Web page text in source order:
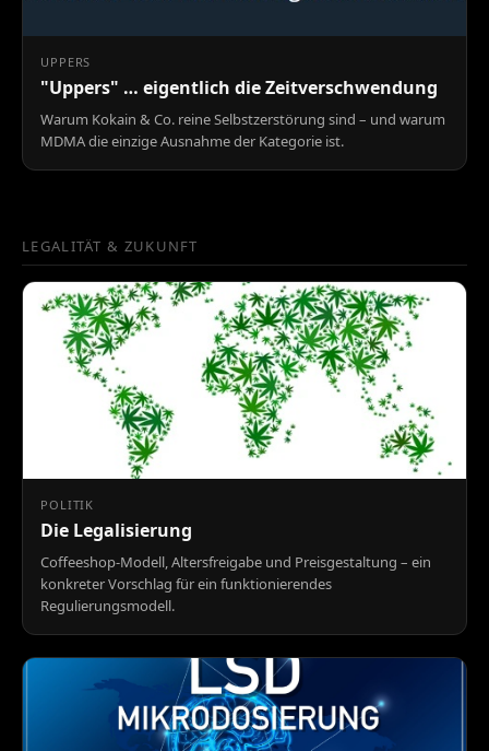
UPPERS
"Uppers" … eigentlich die Zeitverschwendung
Warum Kokain & Co. reine Selbstzerstörung sind – und warum
MDMA die einzige Ausnahme der Kategorie ist.
LEGALITÄT & ZUKUNFT
POLITIK
Die Legalisierung
Coffeeshop-Modell, Altersfreigabe und Preisgestaltung – ein
konkreter Vorschlag für ein funktionierendes
Regulierungsmodell.